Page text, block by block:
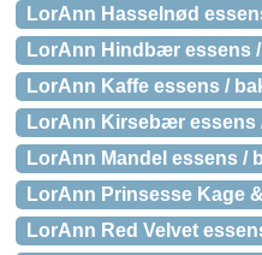
LorAnn Hasselnød
LorAnn Hindbær essens
LorAnn Kaffe essens /
LorAnn Kirsebær essens
LorAnn Mandel essens /
LorAnn Prinsesse Kage
LorAnn Red Velvet